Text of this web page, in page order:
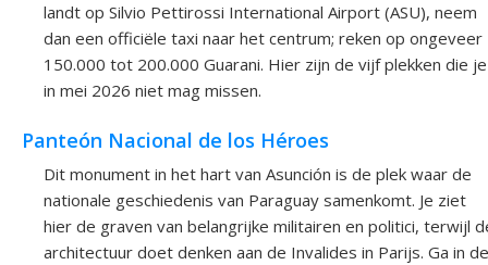
landt op Silvio Pettirossi International Airport (ASU), neem
dan een officiële taxi naar het centrum; reken op ongeveer
150.000 tot 200.000 Guarani. Hier zijn de vijf plekken die je
in mei 2026 niet mag missen.
Panteón Nacional de los Héroes
Dit monument in het hart van Asunción is de plek waar de
nationale geschiedenis van Paraguay samenkomt. Je ziet
hier de graven van belangrijke militairen en politici, terwijl
architectuur doet denken aan de Invalides in Parijs. Ga in de